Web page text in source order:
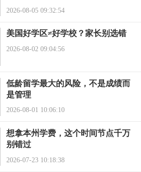
2026-08-05 09:32:54
美国好学区≠好学校？家长别选错
2026-08-02 09:04:56
低龄留学最大的风险，不是成绩而
是管理
2026-08-01 10:06:10
想拿本州学费，这个时间节点千万
别错过
2026-07-23 10:18:38